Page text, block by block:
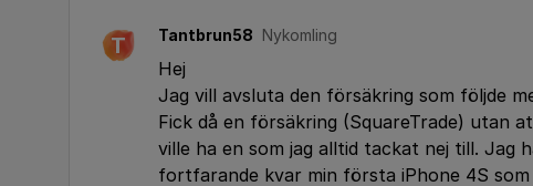
T Tantbrun58 Nykomling
Hej
Jag vill avsluta den försäkring som följde
Fick då en försäkring (SquareTrade) utan
ville ha en som jag alltid tackat nej till. Jag
fortfarande kvar min första iPhone 4S